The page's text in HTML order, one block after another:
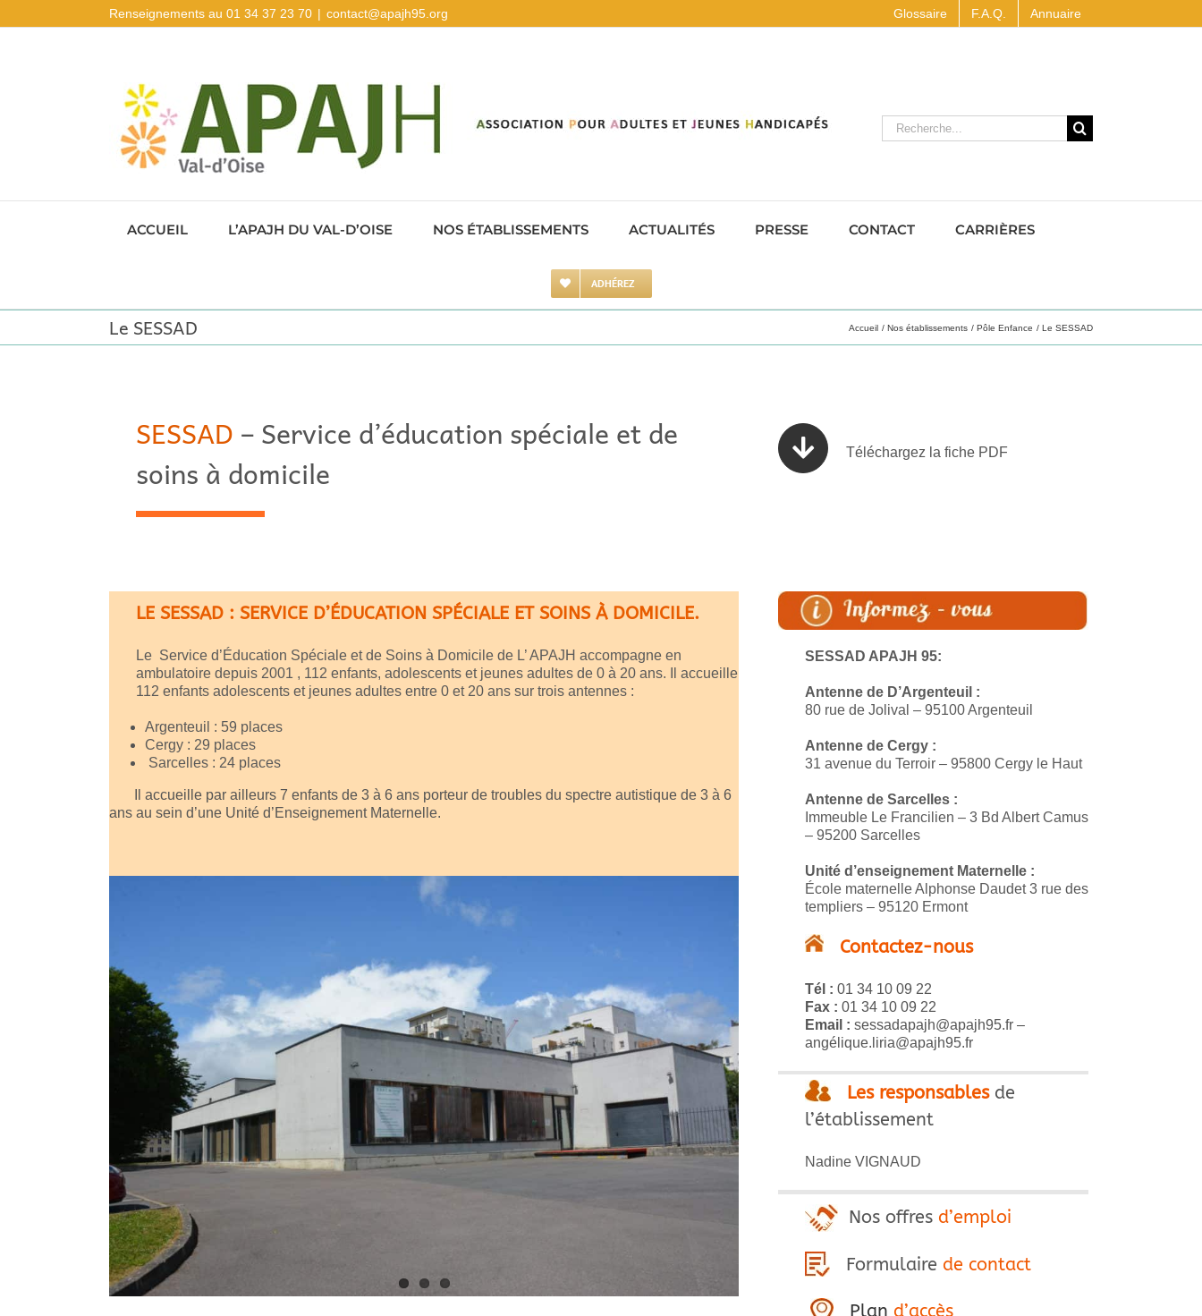
au
Renseignements au 01 34 37 23 70 | contact@apajh95.org Glossaire F.A.Q. Annuaire
Rechercher
ACCUEIL L’APAJH DU VAL-D’OISE NOS ÉTABLISSEMENTS ACTUALITÉS PRESSE CONTACT CARRIÈRES
ADHÉREZ
Le SESSAD Accueil Nos établissements Pôle Enfance Le SESSAD
SESSAD – Service d’éducation spéciale et de
soins à domicile
Téléchargez la fiche PDF
LE SESSAD : SERVICE D’ÉDUCATION SPÉCIALE ET SOINS À DOMICILE.
Le Service d’Éducation Spéciale et de Soins à Domicile de L’ APAJH accompagne en
ambulatoire depuis 2001 , 112 enfants, adolescents et jeunes adultes de 0 à 20 ans. Il accueille
112 enfants adolescents et jeunes adultes entre 0 et 20 ans sur trois antennes :
Argenteuil : 59 places
Cergy : 29 places
Sarcelles : 24 places
Il accueille par ailleurs 7 enfants de 3 à 6 ans porteur de troubles du spectre autistique de 3 à 6
ans au sein d’une Unité d’Enseignement Maternelle.
SESSAD APAJH 95:
Antenne de D’Argenteuil :
80 rue de Jolival – 95100 Argenteuil
Antenne de Cergy :
31 avenue du Terroir – 95800 Cergy le Haut
Antenne de Sarcelles :
Immeuble Le Francilien – 3 Bd Albert Camus
– 95200 Sarcelles
Unité d’enseignement Maternelle :
École maternelle Alphonse Daudet 3 rue des
templiers – 95120 Ermont
Contactez-nous
Tél : 01 34 10 09 22
Fax : 01 34 10 09 22
Email : sessadapajh@apajh95.fr –
angélique.liria@apajh95.fr
Les responsables de
l’établissement
Nadine VIGNAUD
Nos offres d’emploi
Formulaire de contact
Plan d’accès